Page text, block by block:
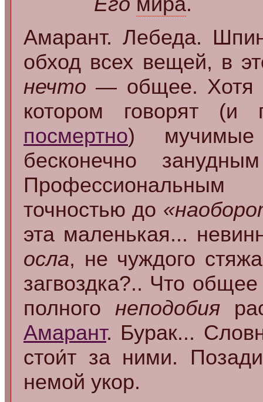
Амарант. Лебеда.
обход всех вещей, в
нечто — общее. Хотя
котором говорят
посмертно)
бесконечно
точностью до
эта маленькая...
осла, не чуждого
загвоздка?.. Что
полного неподобия
Амарант. Бурак...
стои́т за ними.
немой укор.